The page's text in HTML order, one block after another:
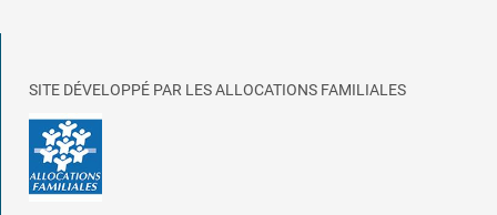
SITE DÉVELOPPÉ PAR LES ALLOCATIONS FAMILIALES